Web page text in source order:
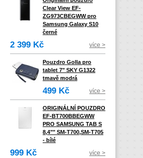
Clear View EF-
ZG973CBEGWW pro
Samsung Galaxy S10
černé
2 399 Kč více >
Pouzdro Golla pro
tablet 7" SKY G1322
tmavě modrá
499 Kč více >
ORIGINÁLNÍ POUZDRO
EF-BT700BBEGWW
PRO SAMSUNG TAB S
8,4"" SM-T700,SM-T705
- bílé
999 Kč více >